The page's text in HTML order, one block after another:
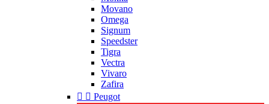
Movano
Omega
Signum
Speedster
Tigra
Vectra
Vivaro
Zafira
  Peugot